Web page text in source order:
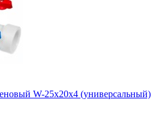
W-25х20х4 (универсальный)